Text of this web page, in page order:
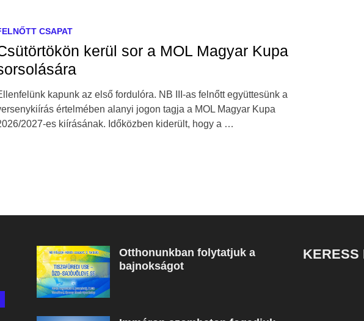
CSAPAT
kerül sor a MOL Magyar Kupa
kapunk az első fordulóra. NB III-as felnőtt együttesünk a
értelmében alanyi jogon tagja a MOL Magyar Kupa
2027-es kiírásának. Időközben kiderült, hogy a …
Otthonunkban folytatjuk a
bajnokságot
KERESS